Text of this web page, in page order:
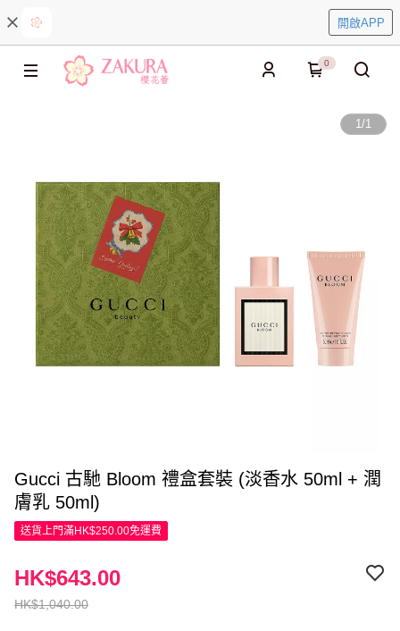
開啟APP
0
1/1
Gucci 古馳 Bloom 禮盒套裝 (淡香水 50ml + 潤
膚乳 50ml)
送貨上門滿HK$250.00免運費
HK$1,040.00
HK$643.00